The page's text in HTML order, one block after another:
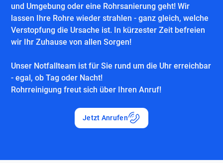
und Umgebung oder eine Rohrsanierung geht! Wir
lassen Ihre Rohre wieder strahlen - ganz gleich, welche
Verstopfung die Ursache ist. In kürzester Zeit befreien
wir Ihr Zuhause von allen Sorgen!
Unser Notfallteam ist für Sie rund um die Uhr erreichbar
- egal, ob Tag oder Nacht!
Rohrreinigung freut sich über Ihren Anruf!
Jetzt Anrufen